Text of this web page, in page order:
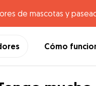
de mascotas y
Cómo